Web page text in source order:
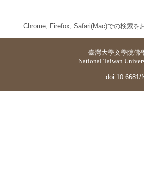
Chrome, Firefox, Safari(Mac)での検索を
臺灣大學文學院佛
National Taiwan
doi:10.6681/